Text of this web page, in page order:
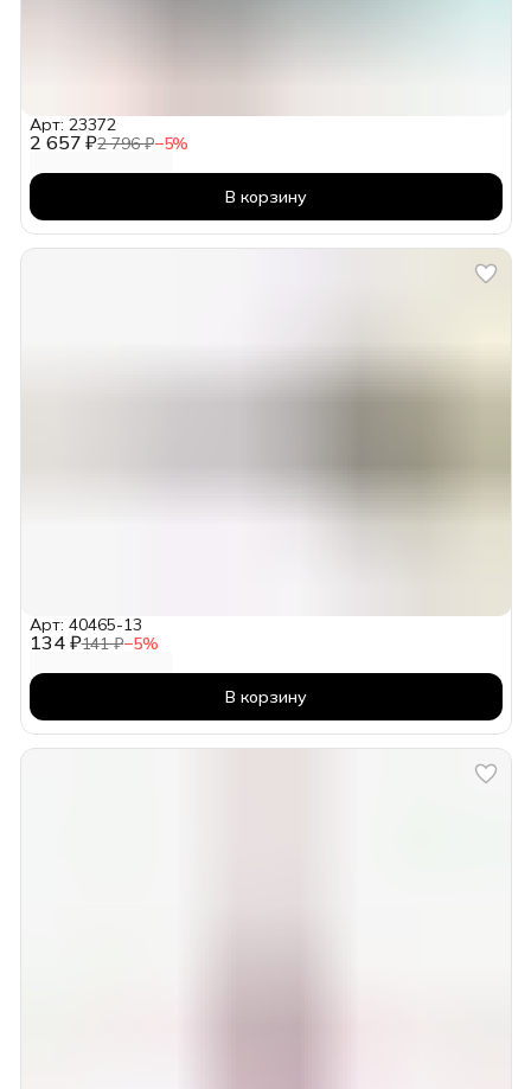
2 657 ₽2 796 ₽−5%
Арт: 23372
В корзину
134 ₽141 ₽−5%
Арт: 40465-13
В корзину